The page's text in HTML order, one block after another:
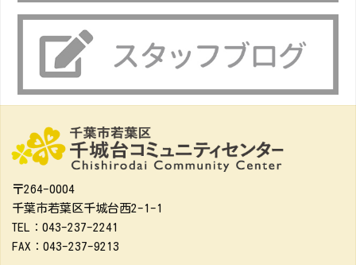
〒264-0004
千葉市若葉区千城台西2-1-1
TEL：043-237-2241
FAX：043-237-9213